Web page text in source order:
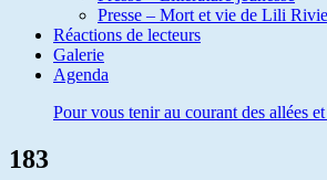
Presse – Mort et vie de Lili
Réactions de lecteurs
Galerie
Agenda
Pour vous tenir au courant des allées
183